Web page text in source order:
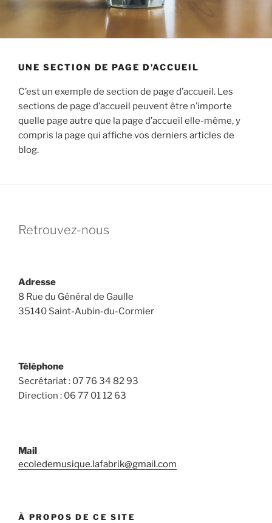
UNE SECTION DE PAGE D’ACCUEIL
C’est un exemple de section de page d’accueil. Les
sections de page d’accueil peuvent être n’importe
quelle page autre que la page d’accueil elle-même, y
compris la page qui affiche vos derniers articles de
blog.
Retrouvez-nous
Adresse
8 Rue du Général de Gaulle
35140 Saint-Aubin-du-Cormier
Téléphone
Secrétariat : 07 76 34 82 93
Direction : 06 77 01 12 63
Mail
ecoledemusique.lafabrik@gmail.com
À PROPOS DE CE SITE